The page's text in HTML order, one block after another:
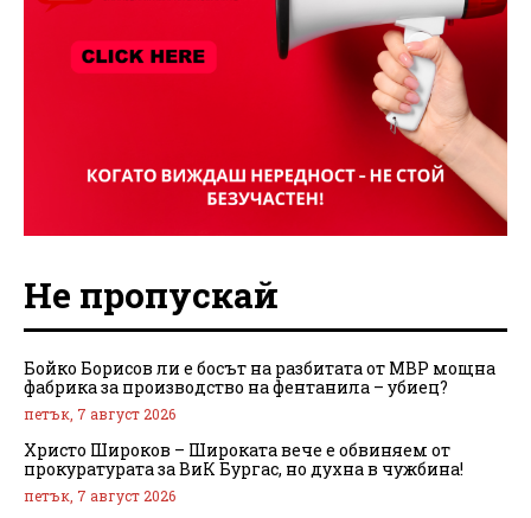
Не пропускай
Бойко Борисов ли е босът на разбитата от МВР мощна
фабрика за производство на фентанила – убиец?
петък, 7 август 2026
Христо Широков – Широката вече е обвиняем от
прокуратурата за ВиК Бургас, но духна в чужбина!
петък, 7 август 2026